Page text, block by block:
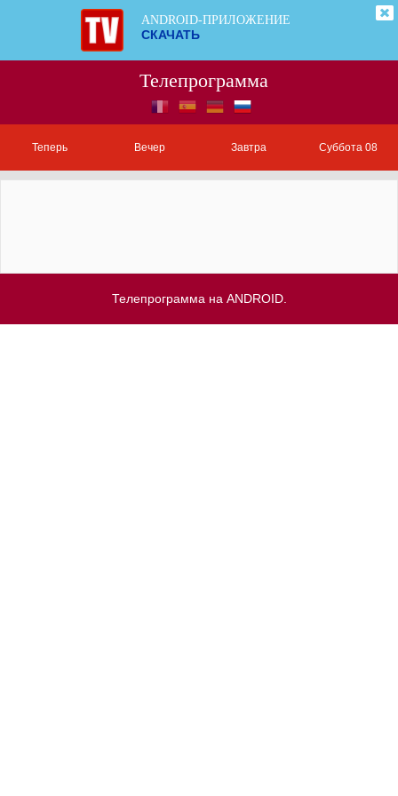
ANDROID-ПРИЛОЖЕНИЕ
СКАЧАТЬ
Телепрограмма
Теперь Вечер Завтра Суббота 08
Телепрограмма на ANDROID.